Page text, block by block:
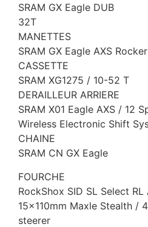
SRAM GX Eagle DUB
32T
MANETTES
SRAM GX Eagle AXS
CASSETTE
SRAM XG1275 / 10-52 T
DERAILLEUR ARRIERE
SRAM X01 Eagle AXS / 12
Wireless Electronic Shift
CHAINE
SRAM CN GX Eagle
FOURCHE
RockShox SID SL Select RL
15x110mm Maxle Stealth /
steerer